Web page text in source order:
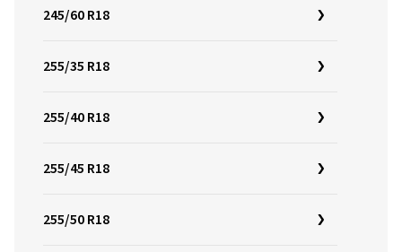
245/60 R18
255/35 R18
255/40 R18
255/45 R18
255/50 R18